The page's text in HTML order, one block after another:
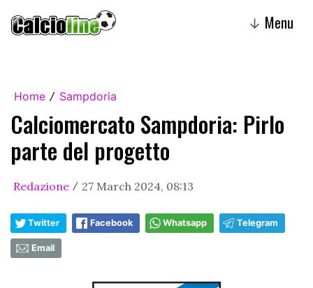
↓ Menu
Home / Sampdoria
Calciomercato Sampdoria: Pirlo
parte del progetto
Redazione / 27 March 2024, 08:13
Twitter Facebook Whatsapp Telegram
Email